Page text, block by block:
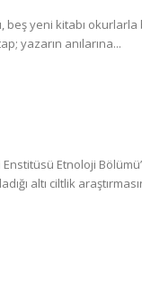
beş yeni kitabı
yazarın anılarına...
Etnoloji
altı ciltlik